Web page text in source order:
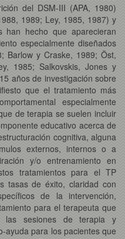
del DSM-III (APA, 1980)
1989; Ley, 1985, 1987) y
han hecho que aparecieran
especialmente diseñados
Barlow y Craske, 1989; Öst,
1985; Salkovskis, Jones y
años de investigación sobre
que el tratamiento más
especialmente
de terapia se suelen incluir
educativo acerca de
cognitiva, alguna
externos, internos o a
y/o entrenamiento en
tratamientos para el TP
tasas de éxito, claridad con
de la intervención,
para el terapeuta que
sesiones de terapia y
ayuda para los pacientes que